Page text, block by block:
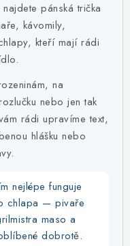
Napište nám
pánská trička
kávomily,
kteří mají rádi
na
nebo jen tak
rádi upravíme text,
hlášku nebo
nejlépe funguje
chlapa — pivaře
maso a
dobrotě.